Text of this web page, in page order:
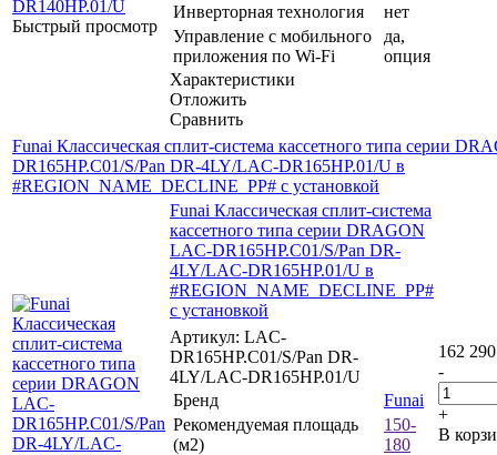
Быстрый просмотр
Инверторная технология
нет
Управление c мобильного
приложения по Wi-Fi
да,
опция
Характеристики
Отложить
Сравнить
Funai Классическая сплит-система кассетного типа серии
DR165HP.C01/S/Pan DR-4LY/LAC-DR165HP.01/U в
#REGION_NAME_DECLINE_PP# с установкой
Funai Классическая сплит-система
кассетного типа серии DRAGON
LAC-DR165HP.C01/S/Pan DR-
4LY/LAC-DR165HP.01/U в
#REGION_NAME_DECLINE_PP#
с установкой
Артикул: LAC-
DR165HP.C01/S/Pan DR-
4LY/LAC-DR165HP.01/U
Бренд
Funai
Рекомендуемая площадь
(м2)
150-
180
162 290
-
+
В